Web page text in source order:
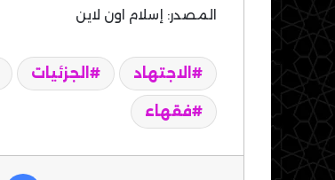
المصدر: إسلام اون لاين
الاجتهاد الجزئيات
فقهاء